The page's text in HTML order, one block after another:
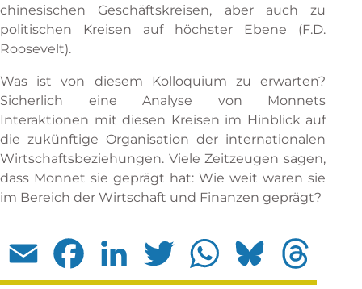
chinesischen Geschäftskreisen, aber auch zu
politischen Kreisen auf höchster Ebene (F.D.
Roosevelt).
Was ist von diesem Kolloquium zu erwarten?
Sicherlich eine Analyse von Monnets
Interaktionen mit diesen Kreisen im Hinblick auf
die zukünftige Organisation der internationalen
Wirtschaftsbeziehungen. Viele Zeitzeugen sagen,
dass Monnet sie geprägt hat: Wie weit waren sie
im Bereich der Wirtschaft und Finanzen geprägt?
Email Facebook LinkedIn Twitter WhatsApp Bluesky